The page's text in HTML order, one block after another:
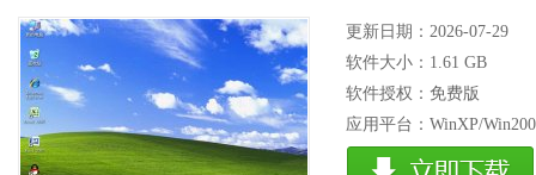
更新日期：2026-07-29
软件大小： 1.61 GB
软件授权：免费版
应用平台：WinXP/